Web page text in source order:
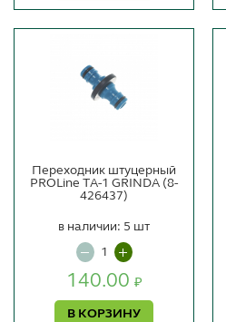
Переходник штуцерный
PROLine TА-1 GRINDA (8-
426437)
140.00 ₽
В КОРЗИНУ
в наличии: 5 шт